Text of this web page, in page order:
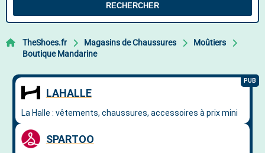
RECHERCHER
TheShoes.fr Magasins de Chaussures
Moûtiers
Boutique Mandarine